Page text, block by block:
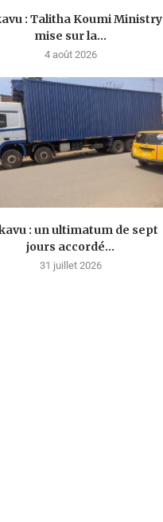
: Talitha Koumi Ministry
mise sur la...
4 août 2026
: un ultimatum de sept
jours accordé...
31 juillet 2026